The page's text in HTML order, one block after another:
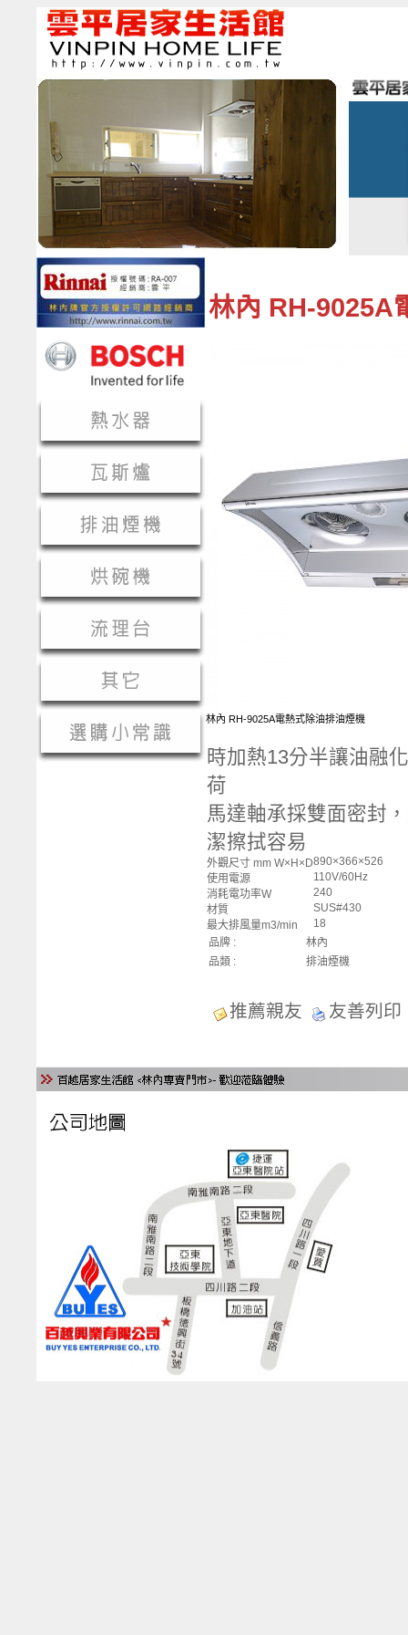
林內 RH-9025A
林內 RH-9025A電熱式除油排油煙機
時加熱13分半讓油融
荷
馬達軸承採雙面密封
潔擦拭容易
外觀尺寸 mm W×H×D890×366×526
使用電源
110V/60Hz
消耗電功率W
240
材質
SUS#430
最大排風量m3/min
18
品牌 :
林內
品類 :
排油煙機
推薦親友 友善列印